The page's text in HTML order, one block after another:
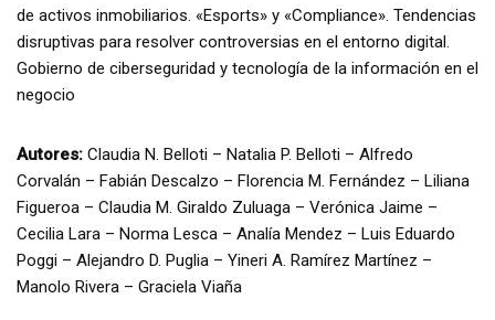
de activos inmobiliarios. «Esports» y «Compliance». Tendencias
disruptivas para resolver controversias en el entorno digital.
Gobierno de ciberseguridad y tecnología de la información en el
negocio
Autores: Claudia N. Belloti – Natalia P. Belloti – Alfredo
Corvalán – Fabián Descalzo – Florencia M. Fernández – Liliana
Figueroa – Claudia M. Giraldo Zuluaga – Verónica Jaime –
Cecilia Lara – Norma Lesca – Analía Mendez – Luis Eduardo
Poggi – Alejandro D. Puglia – Yineri A. Ramírez Martínez –
Manolo Rivera – Graciela Viaña